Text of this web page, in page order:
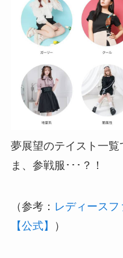
夢展望のテイスト一覧
ま、参戦服･･･？！
（参考： レディース
【公式】
）